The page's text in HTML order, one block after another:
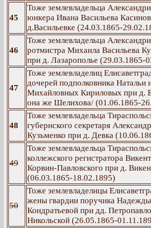
45
Тоже землевладельца
юнкера Ивана Васильева
д.Васильевке (24.03.1865-
46
Тоже землевладельца
ротмистра Михаила Васильева
при д. Лазарополье (29.03.1865-
47
Тоже землевладелиц
дочерей подполковника Натальи
Михайловных Кириловых при д.
она же Шелихова/ (01.06.1865-
48
Тоже землевладельца
губернского секретаря
Кузьменко при д. Девка
49
Тоже землевладельца
коллежского регистратора
Корвин-Павловского при д.
(06.03.1865-18.02.1895)
50
Тоже землевладелицы
жены гвардии поручика
Кондратьевой при дд.
Никольской (26.05.1865-